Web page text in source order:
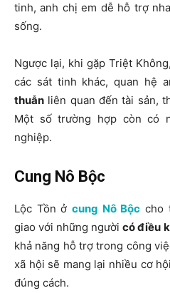
tinh, anh chị em dễ hỗ trợ
sống.
Ngược lại, khi gặp Triệt
các sát tinh khác, quan hệ
thuẫn liên quan đến tài sản,
Một số trường hợp còn có
nghiệp.
Cung Nô Bộc
Lộc Tồn ở cung Nô Bộc cho
giao với những người có điều
khả năng hỗ trợ trong công
xã hội sẽ mang lại nhiều cơ
đúng cách.